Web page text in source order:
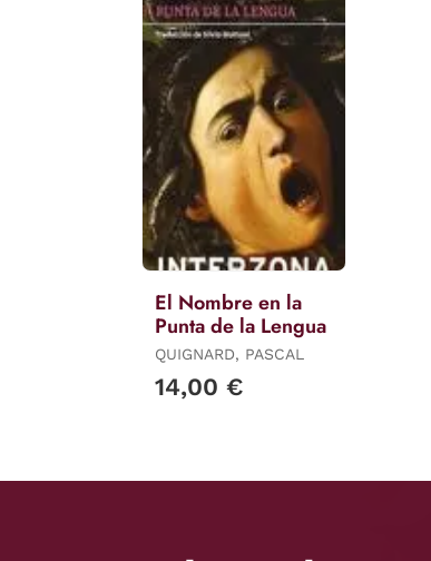
El Nombre en la
Punta de la Lengua
QUIGNARD, PASCAL
14,00 €